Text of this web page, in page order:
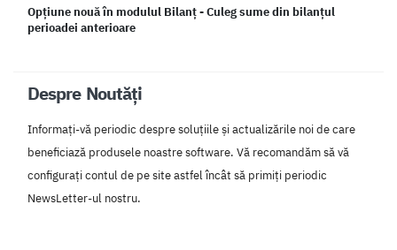
Opțiune nouă în modulul Bilanț - Culeg sume din bilanțul
perioadei anterioare
Despre Noutăți
Informați-vă periodic despre soluțiile și actualizările noi de care
beneficiază produsele noastre software. Vă recomandăm să vă
configurați contul de pe site astfel încât să primiți periodic
NewsLetter-ul nostru.